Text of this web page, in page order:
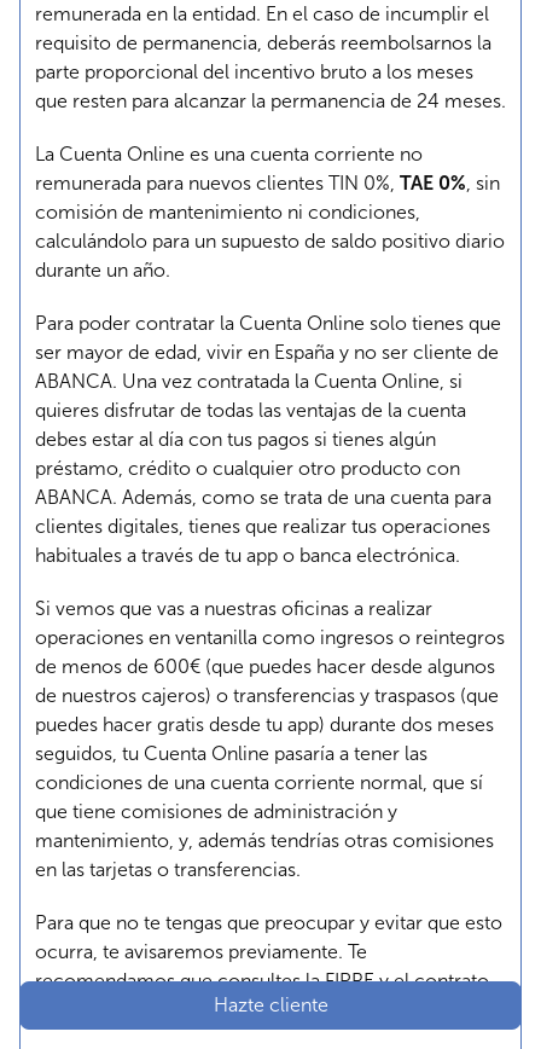
Hazte cliente
remunerada en la entidad. En el caso de incumplir el
requisito de permanencia, deberás reembolsarnos la
parte proporcional del incentivo bruto a los meses
que resten para alcanzar la permanencia de 24 meses.
La Cuenta Online es una cuenta corriente no
remunerada para nuevos clientes TIN 0%, TAE 0%, sin
comisión de mantenimiento ni condiciones,
calculándolo para un supuesto de saldo positivo diario
durante un año.
Para poder contratar la Cuenta Online solo tienes que
ser mayor de edad, vivir en España y no ser cliente de
ABANCA. Una vez contratada la Cuenta Online, si
quieres disfrutar de todas las ventajas de la cuenta
debes estar al día con tus pagos si tienes algún
préstamo, crédito o cualquier otro producto con
ABANCA. Además, como se trata de una cuenta para
clientes digitales, tienes que realizar tus operaciones
habituales a través de tu app o banca electrónica.
Si vemos que vas a nuestras oficinas a realizar
operaciones en ventanilla como ingresos o reintegros
de menos de 600€ (que puedes hacer desde algunos
de nuestros cajeros) o transferencias y traspasos (que
puedes hacer gratis desde tu app) durante dos meses
seguidos, tu Cuenta Online pasaría a tener las
condiciones de una cuenta corriente normal, que sí
que tiene comisiones de administración y
mantenimiento, y, además tendrías otras comisiones
en las tarjetas o transferencias.
Para que no te tengas que preocupar y evitar que esto
ocurra, te avisaremos previamente. Te
recomendamos que consultes la FIPRE y el contrato,
dónde también te lo explicamos.